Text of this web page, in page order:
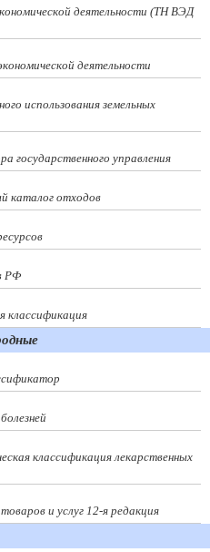
деятельности (ТН ВЭД
деятельности
использования земельных
государственного управления
каталог отходов
РФ
классификация
классификация лекарственных
и услуг 12-я редакция